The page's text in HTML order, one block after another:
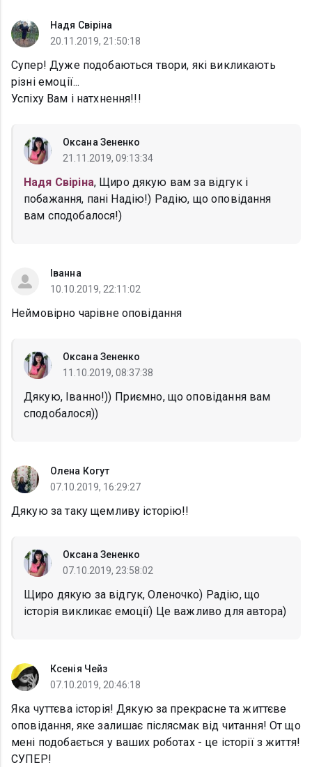
Надя Свіріна
20.11.2019, 21:50:18
Супер! Дуже подобаються твори, які викликають
різні емоції...
Успіху Вам і натхнення!!!
Оксана Зененко
21.11.2019, 09:13:34
Надя Свіріна, Щиро дякую вам за відгук і
побажання, пані Надію!) Радію, що оповідання
вам сподобалося!)
Іванна
10.10.2019, 22:11:02
Неймовірно чарівне оповідання
Оксана Зененко
11.10.2019, 08:37:38
Дякую, Іванно!)) Приємно, що оповідання вам
сподобалося))
Олена Когут
07.10.2019, 16:29:27
Дякую за таку щемливу історію!!
Оксана Зененко
07.10.2019, 23:58:02
Щиро дякую за відгук, Оленочко) Радію, що
історія викликає емоції) Це важливо для автора)
Ксенія Чейз
07.10.2019, 20:46:18
Яка чуттєва історія! Дякую за прекрасне та життєве
оповідання, яке залишає післясмак від читання! От що
мені подобається у ваших роботах - це історії з життя!
СУПЕР!